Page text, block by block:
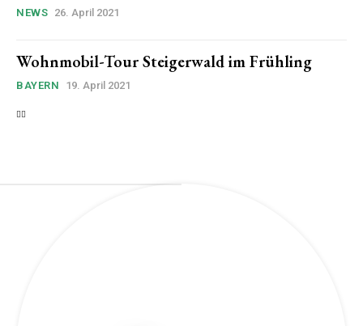
NEWS 26. April 2021
Wohnmobil-Tour Steigerwald im Frühling
BAYERN 19. April 2021